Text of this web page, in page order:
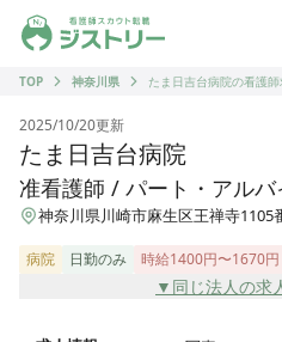
ジストリー 看護師の転職マッ
TOP
神奈川県 たま日吉台病院の看護師
2025/10/20更新
たま日吉台病院
准看護師 / パート・アルバ
神奈川県川崎市麻生区王禅寺1105
病院 日勤のみ 時給1400円〜1670円
▼同じ法人の求